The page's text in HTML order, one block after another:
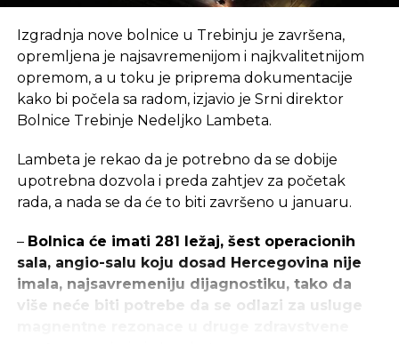
Jeftić kaže da je do sada završeno šest
potprojekata u ukupnoj vrijednosti od oko
990.000 KM.
„Završena je sanacija mosta u Jošavci i sanacija
oborinske kanalizacije u Čelincu, zatim sanacija
nekoliko gradskih ulica i rekonstrukcija gradskog
stadiona u Šamcu, te rekonstrukcija mosta u
Tesliću i sanacija lokalnog puta u Novom Gradu“,
naveo je Jeftić.
On je dodao da su potpisani ugovori za još 10
potprojekata i još 26 potprojekata kod kojih je
završen odabir izvođača i oni su pred potpisivanjem
Izgradnja nove bolnice u Trebinju je završena,
opremljena je najsavremenijom i najkvalitetnijom
opremom, a u toku je priprema dokumentacije
kako bi počela sa radom, izjavio je Srni direktor
Bolnice Trebinje Nedeljko Lambeta.
Lambeta je rekao da je potrebno da se dobije
upotrebna dozvola i preda zahtjev za početak
rada, a nada se da će to biti završeno u januaru.
– Bolnica će imati 281 ležaj, šest operacionih
sala, angio-salu koju dosad Hercegovina nije
imala, najsavremeniju dijagnostiku, tako da
više neće biti potrebe da se odlazi za usluge